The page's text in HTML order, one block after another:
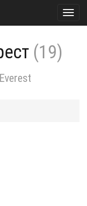
(19)
Everest